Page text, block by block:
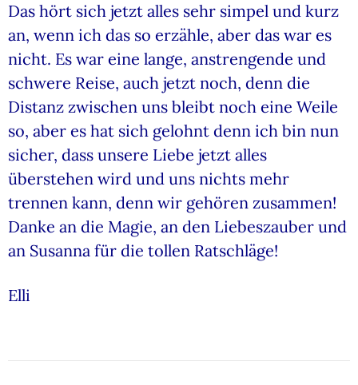
Das hört sich jetzt alles sehr simpel und kurz
an, wenn ich das so erzähle, aber das war es
nicht. Es war eine lange, anstrengende und
schwere Reise, auch jetzt noch, denn die
Distanz zwischen uns bleibt noch eine Weile
so, aber es hat sich gelohnt denn ich bin nun
sicher, dass unsere Liebe jetzt alles
überstehen wird und uns nichts mehr
trennen kann, denn wir gehören zusammen!
Danke an die Magie, an den Liebeszauber und
an Susanna für die tollen Ratschläge!
Elli